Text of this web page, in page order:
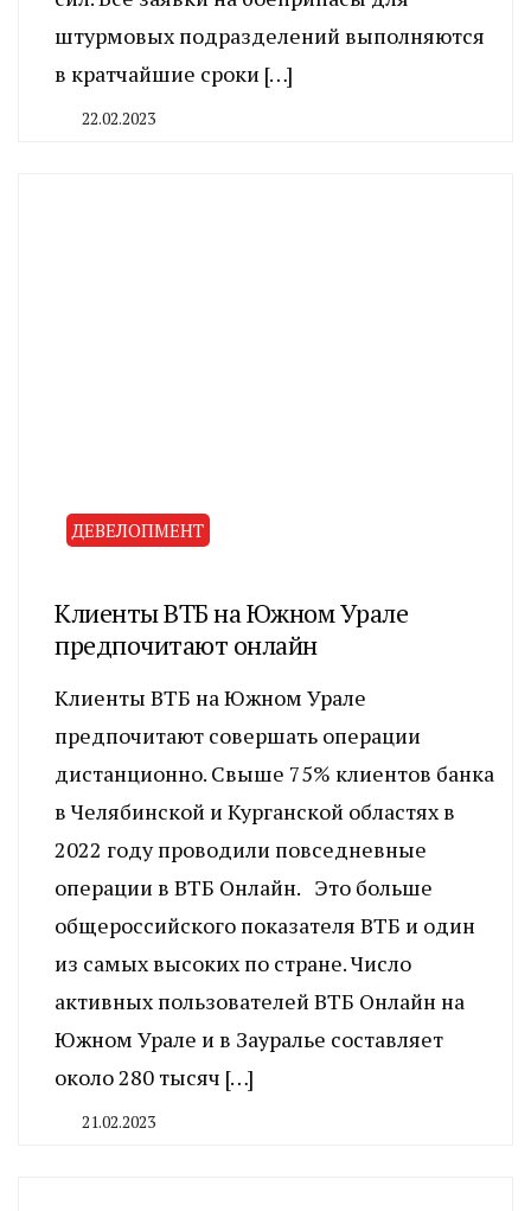
штурмовых подразделений выполняются
в кратчайшие сроки […]
22.02.2023
ДЕВЕЛОПМЕНТ
Клиенты ВТБ на Южном Урале
предпочитают онлайн
Клиенты ВТБ на Южном Урале
предпочитают совершать операции
дистанционно. Свыше 75% клиентов банка
в Челябинской и Курганской областях в
2022 году проводили повседневные
операции в ВТБ Онлайн. Это больше
общероссийского показателя ВТБ и один
из самых высоких по стране. Число
активных пользователей ВТБ Онлайн на
Южном Урале и в Зауралье составляет
около 280 тысяч […]
21.02.2023